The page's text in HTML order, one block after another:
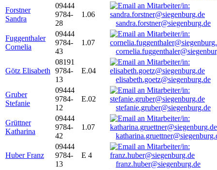
Forstner
Sandra
09444
9784-
28
1.06
sandra.forstner@siegenburg.de
Fuggenthaler
Cornelia
09444
9784-
43
1.07
Götz Elisabeth
08191
9784-
13
E.04
elisabeth.goetz@siegenburg.de
Gruber
Stefanie
09444
9784-
12
E.02
stefanie.gruber@siegenburg.de
Grüttner
Katharina
09444
9784-
42
1.07
Huber Franz
09444
9784-
13
E 4
franz.huber@siegenburg.de